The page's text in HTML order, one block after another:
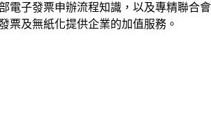
電子發票申辦流程知識，以及專精聯合會
票及無紙化提供企業的加值服務。